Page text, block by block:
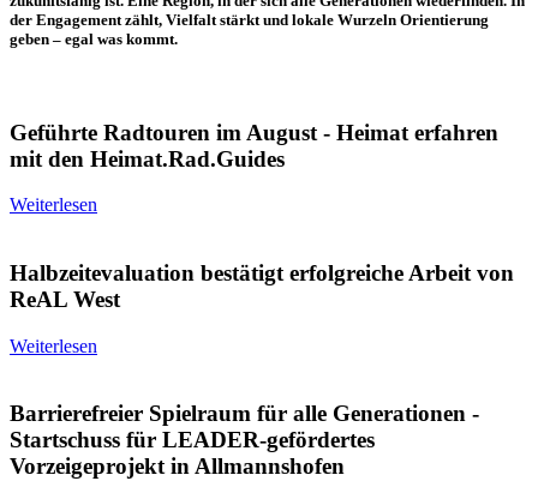
der Engagement zählt, Vielfalt stärkt und lokale Wurzeln Orientierung
geben – egal was kommt.
Geführte Radtouren im August - Heimat erfahren
mit den Heimat.Rad.Guides
Weiterlesen
Halbzeitevaluation bestätigt erfolgreiche Arbeit von
ReAL West
Weiterlesen
Barrierefreier Spielraum für alle Generationen -
Startschuss für LEADER-gefördertes
Vorzeigeprojekt in Allmannshofen